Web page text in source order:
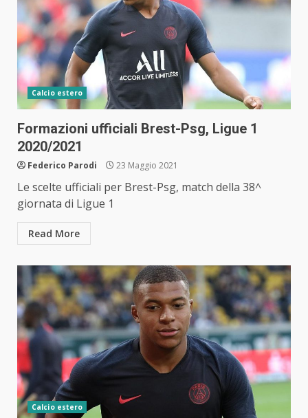
Calcio estero
Formazioni ufficiali Brest-Psg, Ligue 1
2020/2021
Federico Parodi 23 Maggio 2021
Le scelte ufficiali per Brest-Psg, match della 38^
giornata di Ligue 1
Read More
Calcio estero